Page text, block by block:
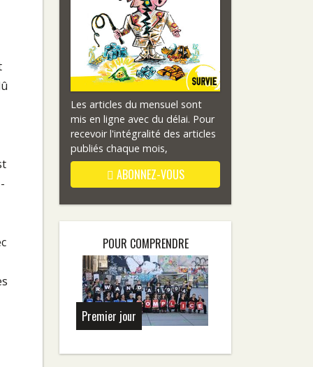
Les articles du mensuel sont
mis en ligne avec du délai. Pour
recevoir l'intégralité des articles
publiés chaque mois,
ABONNEZ-VOUS
POUR COMPRENDRE
Premier jour